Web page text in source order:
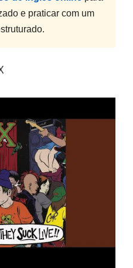
e praticar com um